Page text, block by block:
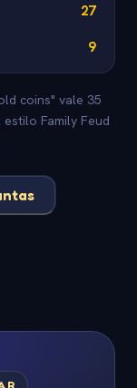
27
9
coins" vale 35
Family Feud